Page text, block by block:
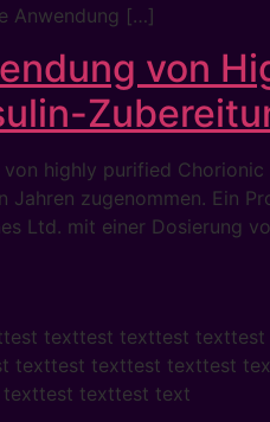
Anwendung […]
von
von highly purified
Jahren zugenommen. Ein
Ltd. mit einer Dosierung
texttest texttest
texttest texttest texttest
texttest text